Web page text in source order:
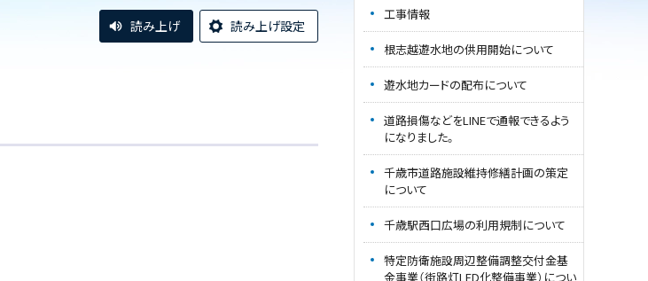
読み上げ 読み上げ設定
工事情報
根志越遊水地の供用開始について
遊水地カードの配布について
道路損傷などをLINEで通報できるよう
になりました。
千歳市道路施設維持修繕計画の策定
について
千歳駅西口広場の利用規制について
特定防衛施設周辺整備調整交付金基
金事業（街路灯LED化整備事業）につい